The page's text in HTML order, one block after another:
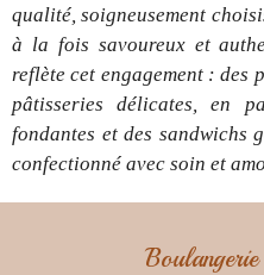
qualité, soigneusement
à la fois savoureux et
reflète cet engagement : des
pâtisseries délicates, en
fondantes et des sandwichs
confectionné avec soin et